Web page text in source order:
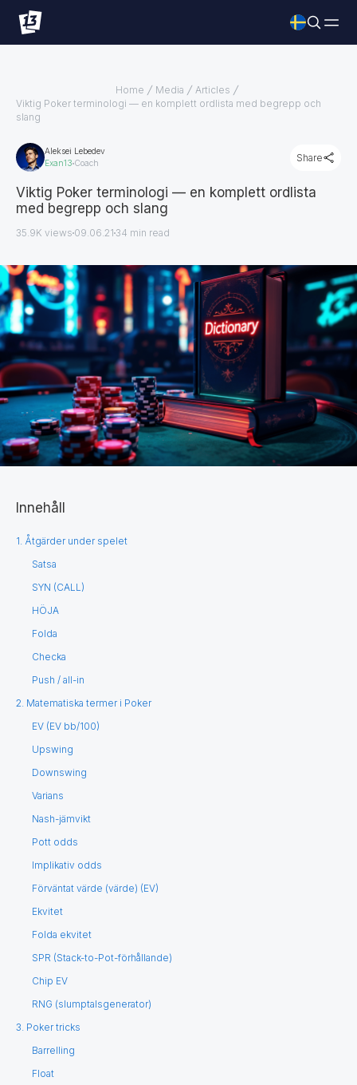
Home Media
Articles
Viktig Poker terminologi — en komplett ordlista med begrepp och
slang
Aleksei Lebedev
Exan13 Coach Share
Viktig Poker terminologi — en komplett ordlista
med begrepp och slang
35.9K views 09.06.21 34 min read
Innehåll
1. Åtgärder under spelet
Satsa
SYN (CALL)
HÖJA
Folda
Checka
Push / all-in
2. Matematiska termer i Poker
EV (EV bb/100)
Upswing
Downswing
Varians
Nash-jämvikt
Pott odds
Implikativ odds
Förväntat värde (värde) (EV)
Ekvitet
Folda ekvitet
SPR (Stack-to-Pot-förhållande)
Chip EV
RNG (slumptalsgenerator)
3. Poker tricks
Barrelling
Float